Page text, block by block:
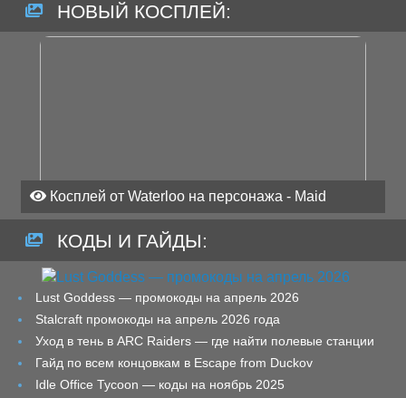
НОВЫЙ КОСПЛЕЙ:
Косплей от Waterloo на персонажа - Maid
КОДЫ И ГАЙДЫ:
Lust Goddess — промокоды на апрель 2026
Stalcraft промокоды на апрель 2026 года
Уход в тень в ARC Raiders — где найти полевые станции
Гайд по всем концовкам в Escape from Duckov
Idle Office Tycoon — коды на ноябрь 2025